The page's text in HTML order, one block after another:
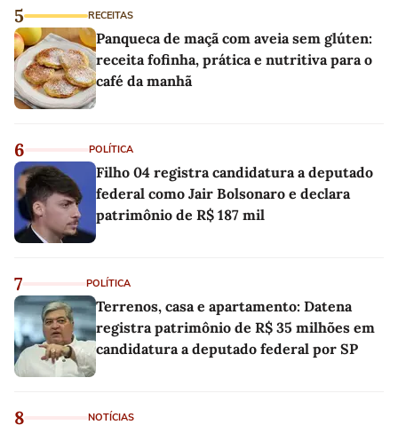
5 RECEITAS
Panqueca de maçã com aveia sem glúten:
receita fofinha, prática e nutritiva para o
café da manhã
6 POLÍTICA
Filho 04 registra candidatura a deputado
federal como Jair Bolsonaro e declara
patrimônio de R$ 187 mil
7 POLÍTICA
Terrenos, casa e apartamento: Datena
registra patrimônio de R$ 35 milhões em
candidatura a deputado federal por SP
8 NOTÍCIAS